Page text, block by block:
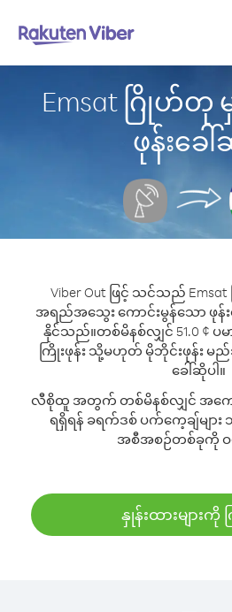
Emsat ဂြိုဟ်
ဖုန်းခေ
Viber Out ဖြင့် သင်သည်
အရည်အသွေး ကောင်းမွန်သော ဖုန်း
နိုင်သည်။တစ်မိနစ်လျှင် 51.0 ¢
ကြိုးဖုန်း သို့မဟုတ် မိုဘိုင်းဖုန်း
ခေါ်ဆိုပါ။
လီစိုထူ အတွက် တစ်မိနစ်လျှင် အကော
ရရှိရန် ခရက်ဒစ် ပက်ကေ့ချ်မျာ
အစီအစဉ်တစ်ခုကို ဝ
နှုန်းထားများကို